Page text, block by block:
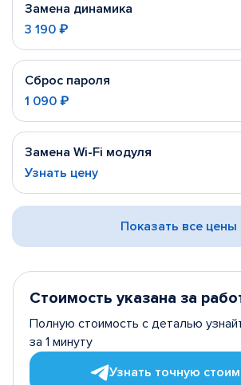
Замена динамика
3 190 ₽
Сброс пароля
1 090 ₽
Замена Wi-Fi модуля
Узнать цену
Показать все цены
Стоимость указана за
Полную стоимость с деталью
за 1 минуту
Узнать точную